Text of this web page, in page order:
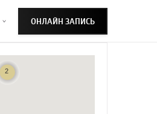
ОНЛАЙН ЗАПИСЬ